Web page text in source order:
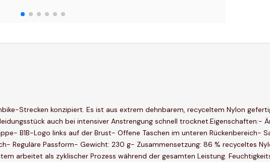
Strecken konzipiert. Es ist aus extrem dehnbarem, recyceltem Nylon
auch bei intensiver Anstrengung schnell trocknet.Eigenschaften:-
B1B-Logo links auf der Brust- Offene Taschen im unteren Rückenbereich-
Reguläre Passform- Gewicht: 230 g- Zusammensetzung: 86 % recyceltes
arbeitet als zyklischer Prozess während der gesamten Leistung.